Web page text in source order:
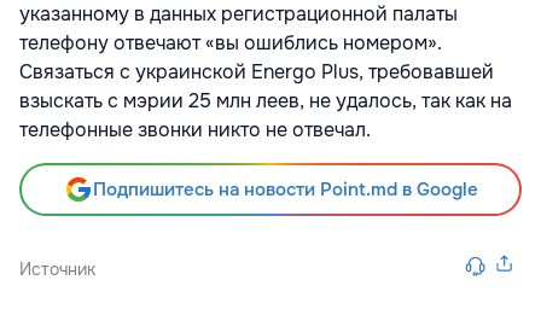
указанному в данных регистрационной палаты
телефону отвечают «вы ошиблись номером».
Связаться с украинской Energo Plus, требовавшей
взыскать с мэрии 25 млн леев, не удалось, так как на
телефонные звонки никто не отвечал.
Подпишитесь на новости Point.md в Google
Источник